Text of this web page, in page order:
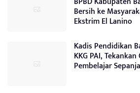
Bersih ke
Ekstrim El Lanino
Kadis Pendidikan
KKG PAI,
Pembelajar